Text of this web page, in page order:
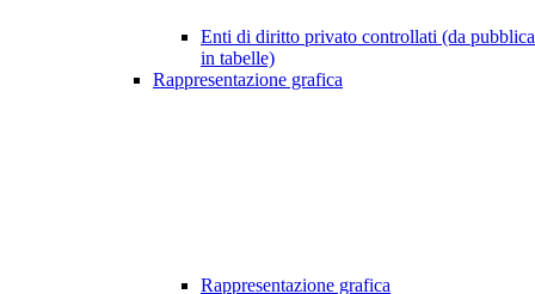
Enti di diritto privato controllati (da
in tabelle)
Rappresentazione grafica
Rappresentazione grafica